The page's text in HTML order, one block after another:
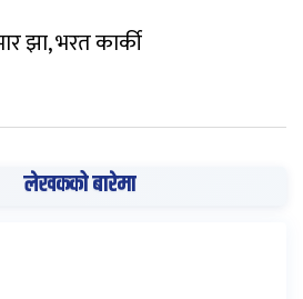
झा, भरत कार्की
लेखकको बारेमा